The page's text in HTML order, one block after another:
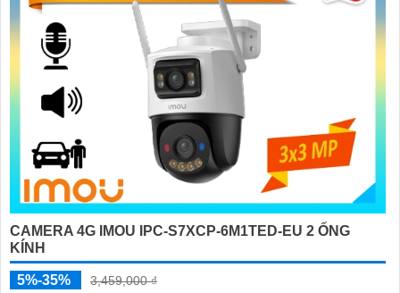
CAMERA 4G IMOU IPC-S7XCP-6M1TED-EU 2 ỐNG
KÍNH
5%-35%
3,459,000 ₫